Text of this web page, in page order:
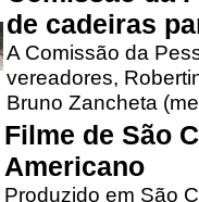
de cadeiras
A Comissão da
vereadores,
Bruno Zancheta
Filme de São
Americano
Produzido em São